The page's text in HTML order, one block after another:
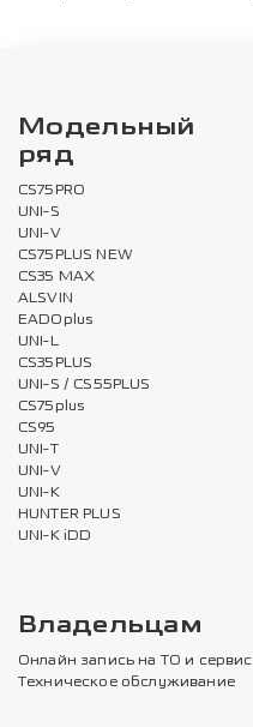
Модельный
ряд
CS75PRO
UNI-S
UNI-V
CS75PLUS NEW
CS35 MAX
ALSVIN
EADOplus
UNI-L
CS35PLUS
UNI-S / CS55PLUS
CS75plus
CS95
UNI-T
UNI-V
UNI-K
HUNTER PLUS
UNI-K iDD
Владельцам
Онлайн запись на ТО и сервис
Техническое обслуживание